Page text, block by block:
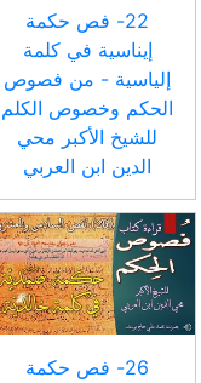
22- فص حكمة
إيناسية في كلمة
إلياسية - من فصوص
الحكم وخصوص الكلم
للشيخ الأكبر محي
الدين ابن العربي
26- فص حكمة